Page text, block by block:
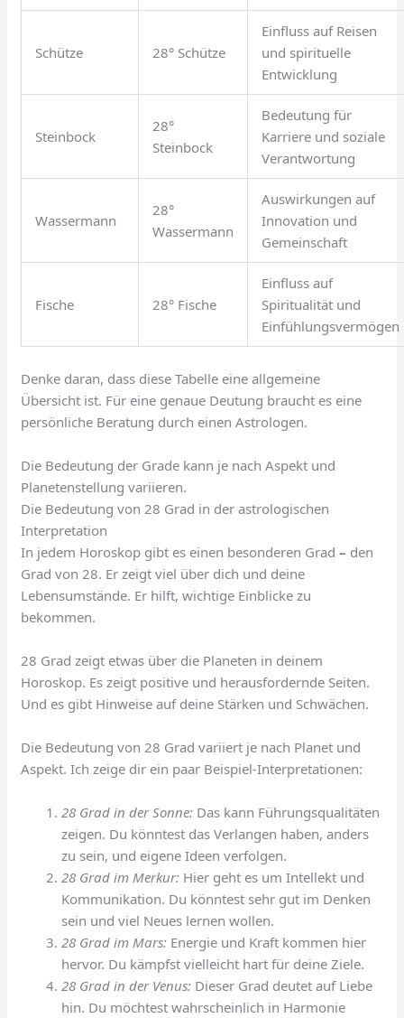
Schütze 28° Schütze
Einfluss auf Reisen
und spirituelle
Entwicklung
Steinbock
28°
Steinbock
Bedeutung für
Karriere und soziale
Verantwortung
Wassermann
28°
Wassermann
Auswirkungen auf
Innovation und
Gemeinschaft
Fische 28° Fische
Einfluss auf
Spiritualität und
Einfühlungsvermögen
Denke daran, dass diese Tabelle eine allgemeine
Übersicht ist. Für eine genaue Deutung braucht es eine
persönliche Beratung durch einen Astrologen.
Die Bedeutung der Grade kann je nach Aspekt und
Planetenstellung variieren.
Die Bedeutung von 28 Grad in der astrologischen
Interpretation
In jedem Horoskop gibt es einen besonderen Grad– den
Grad von 28. Er zeigt viel über dich und deine
Lebensumstände. Er hilft, wichtige Einblicke zu
bekommen.
28 Grad zeigt etwas über die Planeten in deinem
Horoskop. Es zeigt positive und herausfordernde Seiten.
Und es gibt Hinweise auf deine Stärken und Schwächen.
Die Bedeutung von 28 Grad variiert je nach Planet und
Aspekt. Ich zeige dir ein paar Beispiel-Interpretationen:
28 Grad in der Sonne: Das kann Führungsqualitäten
zeigen. Du könntest das Verlangen haben, anders
zu sein, und eigene Ideen verfolgen.
28 Grad im Merkur: Hier geht es um Intellekt und
Kommunikation. Du könntest sehr gut im Denken
sein und viel Neues lernen wollen.
28 Grad im Mars: Energie und Kraft kommen hier
hervor. Du kämpfst vielleicht hart für deine Ziele.
28 Grad in der Venus: Dieser Grad deutet auf Liebe
hin. Du möchtest wahrscheinlich in Harmonie